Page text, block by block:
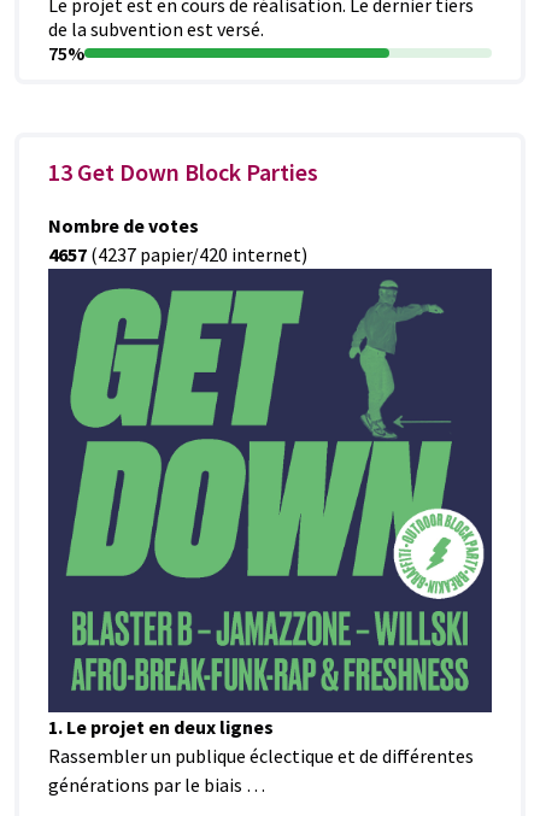
Le projet est en cours de réalisation. Le dernier tiers
de la subvention est versé.
75%
13 Get Down Block Parties
Nombre de votes
4657 (4237 papier/420 internet)
1. Le projet en deux lignes
Rassembler un publique éclectique et de différentes
générations par le biais …